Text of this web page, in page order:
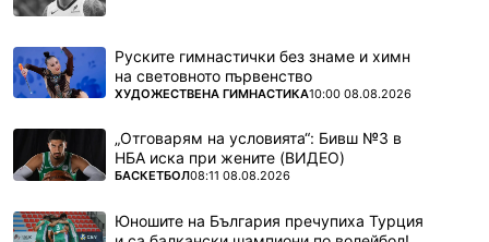
Руските гимнастички без знаме и химн
на световното първенство
ПОВЕЧЕ ОТ
ХУДОЖЕСТВЕНА ГИМНАСТИКА10:00 08.08.2026
„Отговарям на условията“: Бивш №3 в
НБА иска при жените (ВИДЕО)
ПОВЕЧЕ ОТ
БАСКЕТБОЛ08:11 08.08.2026
Юношите на България пречупиха Турция